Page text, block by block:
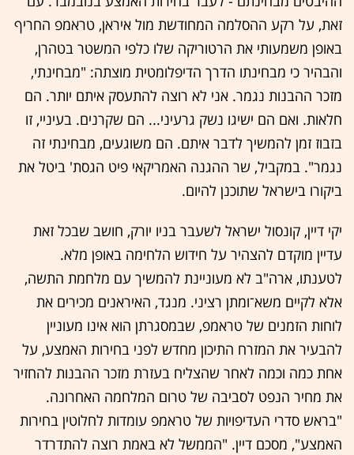
זאת, על רקע ההסלמה המחודשת מול איראן, טראמפ החריף
באופן משמעותי את הרטוריקה שלו כלפי המשטר בטהרן,
והבהיר כי מבחינתו הדרך הדיפלומטית מוצתה: "מבחינתי,
מזכר ההבנות נגמר. אני לא רוצה להתעסק איתם יותר. הם
חלאות. ואם הם ישיגו נשק גרעיני... הם שקרנים. בעיניי, זו
בזבוז זמן להמשיך לדבר איתם. הם משוגעים, מבחינתי זה
נגמר". במקביל, שר ההגנה האמריקאי פיט הגסת' ביטל את
ביקורו בישראל שתוכנן להיום.
יקי דיין, קונסול ישראל לשעבר בניו יורק, חושב שבכל זאת
עדיין מוקדם להצהיר על חידוש הלחימה באופן מלא.
לטענתו, ארה"ב לא מעוניינת להמשיך עם מלחמת התשה,
אלא לקיים משא־ומתן רציני. מנגד, האיראנים מכירים את
לוחות הזמנים של טראמפ, שבמסגרתן הוא אינו מעוניין
להבעיר את המזרח התיכון מחדש לפני בחירות האמצע, על
אחת כמה וכמה לאחר שהצליח בעזרת מזכר ההבנות להחזיר
את מחיר הנפט לסביבה של טרום המלחמה האחרונה.
"בראש סדרי העדיפויות של טראמפ עומדות לחלוטין בחירות
האמצע", מסכם דיין. "הממשל לא באמת רוצה להתדרדר